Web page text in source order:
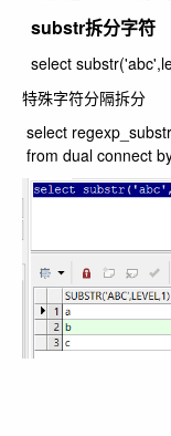
substr拆分字符
select
特殊字符分隔拆分
select
from dual connect